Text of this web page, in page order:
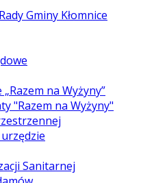
Gminy Kłomnice
na Wyżyny”
"Razem na Wyżyny"
Sanitarnej